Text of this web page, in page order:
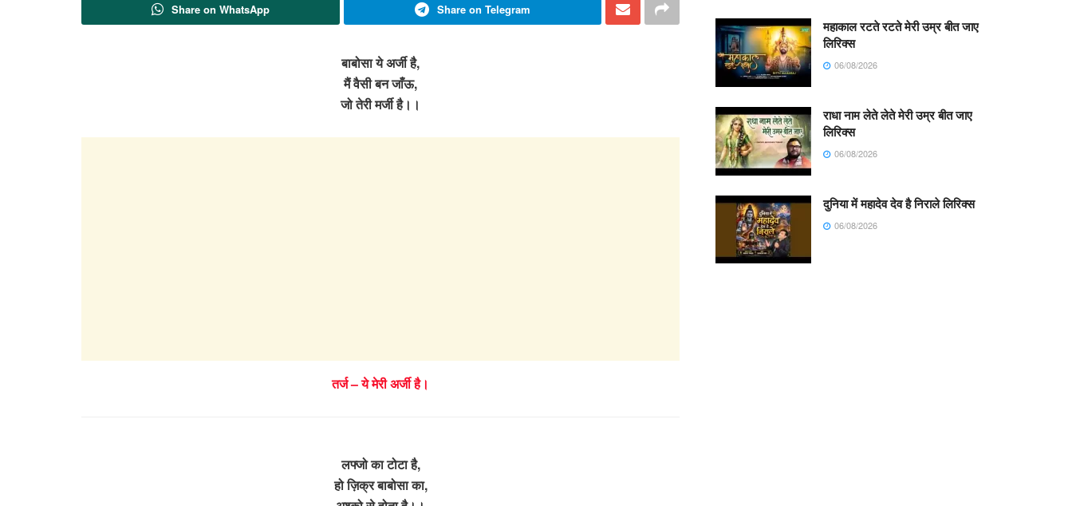
Share on WhatsApp Share on Telegram
बाबोसा ये अर्जी है,
मैं वैसी बन जाँऊ,
जो तेरी मर्जी है।।
तर्ज – ये मेरी अर्जी है।
लफ्जो का टोटा है,
हो ज़िक्र बाबोसा का,
महाकाल रटते रटते मेरी उम्र बीत जाए
लिरिक्स
06/08/2026
राधा नाम लेते लेते मेरी उम्र बीत जाए
लिरिक्स
06/08/2026
दुनिया में महादेव देव है निराले लिरिक्स
06/08/2026